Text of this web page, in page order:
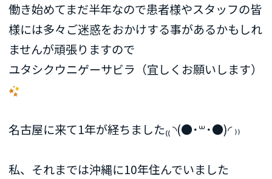
働き始めてまだ半年なので患者様やスタッフの皆
様には多々ご迷惑をおかけする事があるかもしれ
ませんが頑張りますので
ユタシクウニゲーサビラ（宜しくお願いします）
名古屋に来て1年が経ちました₍₍ ◝(●˙꒳˙●)◜ ₎₎
私、それまでは沖縄に10年住んでいました